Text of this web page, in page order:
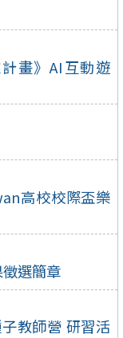
畫》AI互動遊
高校校際盃樂
選簡章
教師營 研習活